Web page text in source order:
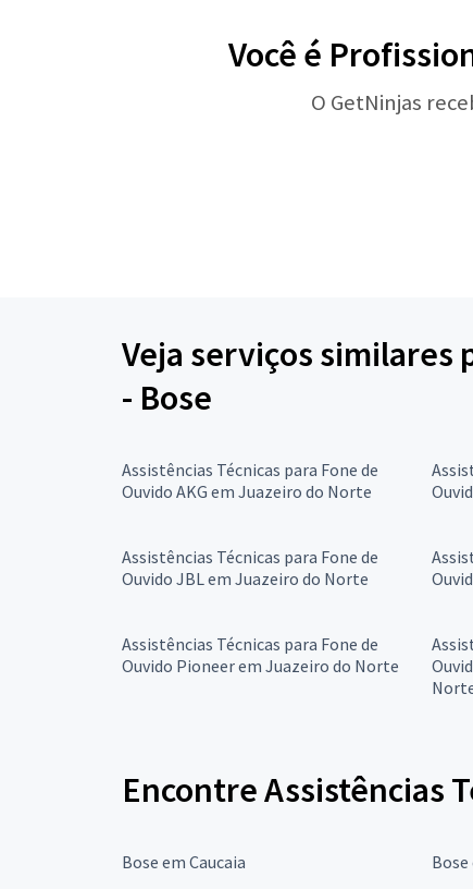
Você é
O GetNinjas
Veja serviços similares
- Bose
Assistências Técnicas para Fone de
Ouvido AKG em Juazeiro do Norte
Assistências Técnicas para Fone de
Ouvido JBL em Juazeiro do Norte
Assistências Técnicas para Fone de
Ouvido Pioneer em Juazeiro do Norte
Encontre Assistências
Bose em Caucaia